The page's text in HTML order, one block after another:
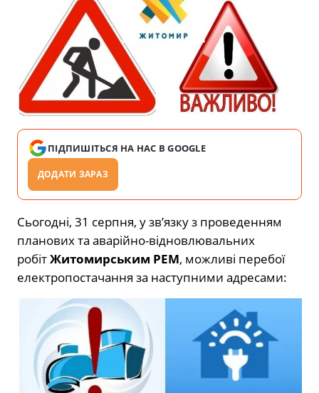
ПІДПИШІТЬСЯ НА НАС В GOOGLE
ДОДАТИ ЗАРАЗ
Сьогодні, 31 серпня, у зв’язку з проведенням
планових та аварійно-відновлювальних
робітЖитомирським РЕМ, можливі перебої
електропостачання за наступними адресами: